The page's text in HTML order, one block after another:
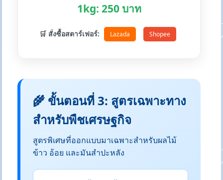
1kg: 250 บาท
🛒 สั่งซื้อสตาร์เฟอร์: Lazada Shopee
🌾 ขั้นตอนที่ 3: สูตรเฉพาะทาง
สำหรับพืชเศรษฐกิจ
สูตรพิเศษที่ออกแบบมาเฉพาะสำหรับผลไม้
ข้าว อ้อย และมันสำปะหลัง